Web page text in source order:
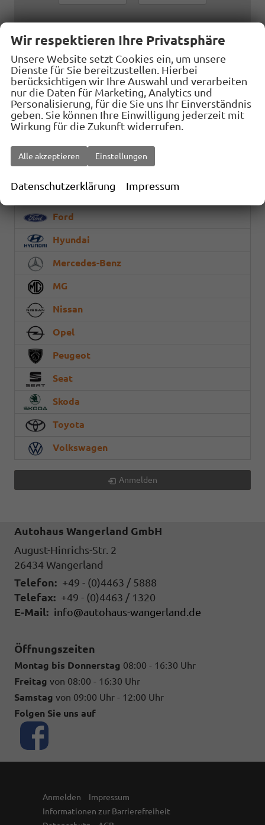
Fahrzeugnr.
Geparkte Fahrzeuge (0)
Audi
BMW
Citroën
Fiat
Ford
Hyundai
Mercedes-Benz
MG
Nissan
Opel
Peugeot
Seat
Skoda
Toyota
Volkswagen
Anmelden
Autohaus Wangerland GmbH
August-Hinrichs-Str. 2
26434 Wangerland
Telefon: +49 - (0)4463 / 5888
Telefax: +49 - (0)4463 / 1320
E-Mail: info@autohaus-wangerland.de
Öffnungszeiten
Montag bis Donnerstag 08:00 - 16:30 Uhr
Freitag von 08:00 - 16:30 Uhr
Samstag von 09:00 Uhr - 12:00 Uhr
Folgen Sie uns auf
Anmelden
Impressum
Informationen zur Barrierefreiheit
Wir respektieren Ihre Privatsphäre
Unsere Website setzt Cookies ein, um unsere
Dienste für Sie bereitzustellen. Hierbei
berücksichtigen wir Ihre Auswahl und verarbeiten
nur die Daten für Marketing, Analytics und
Personalisierung, für die Sie uns Ihr Einverständnis
geben. Sie können Ihre Einwilligung jederzeit mit
Wirkung für die Zukunft widerrufen.
Alle akzeptieren Einstellungen
Datenschutzerklärung Impressum